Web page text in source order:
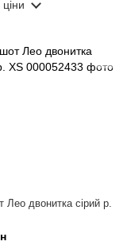
Лео двонитка сірий р.